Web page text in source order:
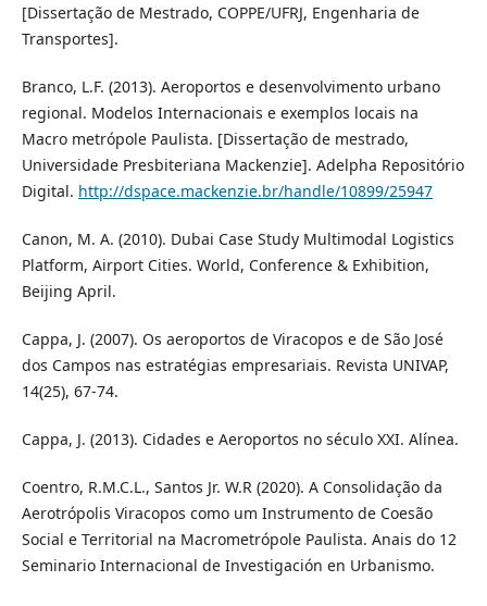
[Dissertação de Mestrado, COPPE/UFRJ, Engenharia de
Transportes].
Branco, L.F. (2013). Aeroportos e desenvolvimento urbano
regional. Modelos Internacionais e exemplos locais na
Macro metrópole Paulista. [Dissertação de mestrado,
Universidade Presbiteriana Mackenzie]. Adelpha Repositório
Digital. http://dspace.mackenzie.br/handle/10899/25947
Canon, M. A. (2010). Dubai Case Study Multimodal Logistics
Platform, Airport Cities. World, Conference & Exhibition,
Beijing April.
Cappa, J. (2007). Os aeroportos de Viracopos e de São José
dos Campos nas estratégias empresariais. Revista UNIVAP,
14(25), 67-74.
Cappa, J. (2013). Cidades e Aeroportos no século XXI. Alínea.
Coentro, R.M.C.L., Santos Jr. W.R (2020). A Consolidação da
Aerotrópolis Viracopos como um Instrumento de Coesão
Social e Territorial na Macrometrópole Paulista. Anais do 12
Seminario Internacional de Investigación en Urbanismo.